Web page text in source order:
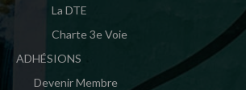
La DTE
Charte 3e Voie
ADHÉSIONS
Devenir Membre